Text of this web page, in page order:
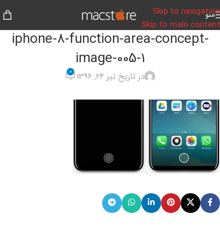
Skip to navigation
Skip to main content
منو
iphone-8-function-area-concept-
image-005-1
در تاریخ تیر 24, 1396 0